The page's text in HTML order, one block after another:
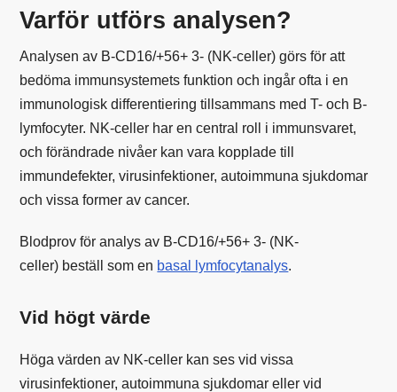
Varför utförs analysen?
Analysen av B-CD16/+56+ 3- (NK-celler) görs för att
bedöma immunsystemets funktion och ingår ofta i en
immunologisk differentiering tillsammans med T- och B-
lymfocyter. NK-celler har en central roll i immunsvaret,
och förändrade nivåer kan vara kopplade till
immundefekter, virusinfektioner, autoimmuna sjukdomar
och vissa former av cancer.
Blodprov för analys av B-CD16/+56+ 3- (NK-
celler) beställ som en basal lymfocytanalys.
Vid högt värde
Höga värden av NK-celler kan ses vid vissa
virusinfektioner, autoimmuna sjukdomar eller vid